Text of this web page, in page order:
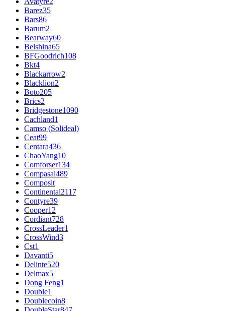
Barez35
Bars86
Barum2
Bearway60
Belshina65
BFGoodrich108
Bkt4
Blackarrow2
Blacklion2
Boto205
Brics2
Bridgestone1090
Cachland1
Camso (Solideal)
Ceat99
Centara436
ChaoYang10
Comforser134
Compasal489
Composit
Continental2117
Contyre39
Cooper12
Cordiant728
CrossLeader1
CrossWind3
Cst1
Davanti5
Delinte520
Delmax5
Dong Feng1
Double1
Doublecoin8